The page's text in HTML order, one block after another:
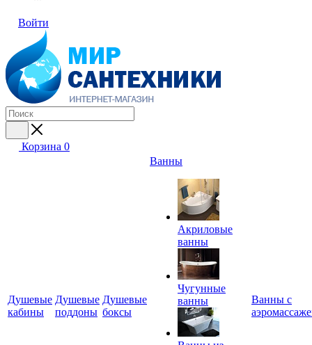
Войти
Корзина 0
Душевые
кабины
Душевые
поддоны
Душевые
боксы
Ванны
Акриловые
ванны
Чугунные
ванны
Ванны с